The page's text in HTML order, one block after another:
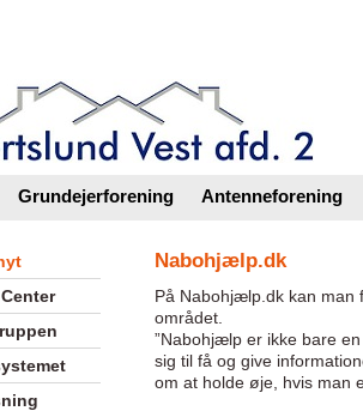
Grundejerforening Antenneforening
Nabohjælp.dk
På Nabohjælp.dk kan man
området.
”Nabohjælp er ikke bare
sig til få og give
om at holde øje, hvis man